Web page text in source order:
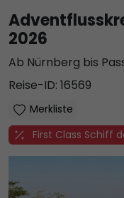
2026
Ab Nürnberg bis
Reise-ID: 16569
Merkliste
First Class Schiff